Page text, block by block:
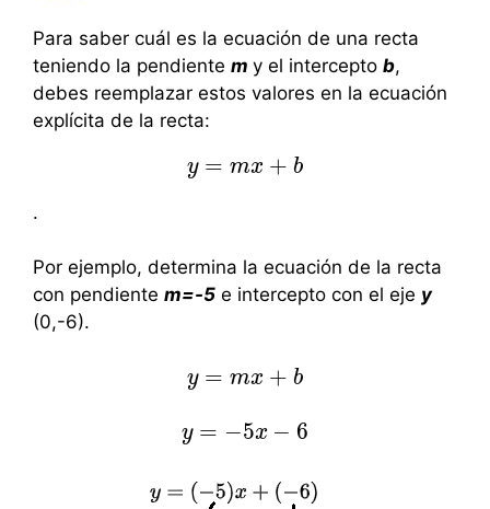
Para saber cuál es la ecuación de una recta
teniendo la pendiente m y el intercepto b,
debes reemplazar estos valores en la ecuación
explícita de la recta:
y = mx + b
y=mx+ b
.
Por ejemplo, determina la ecuación de la recta
con pendiente m=-5 e intercepto con el eje y
(0,-6).
y = mx + b
y=mx+ b
y = −5x − 6
y=−5x− 6